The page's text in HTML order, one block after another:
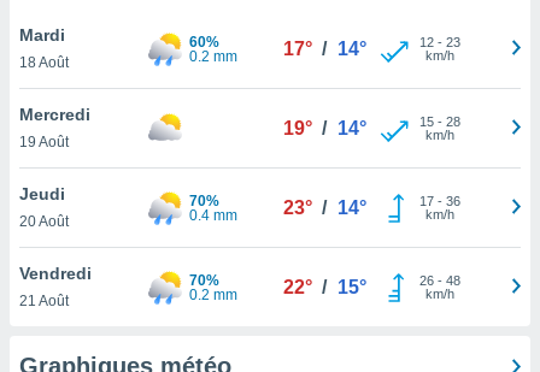
notre
que
et que
Mardi
18 Août
60%
0.2 mm
17° / 14° 12- 23
km/h
Mercredi
19 Août
19° / 14° 15- 28
km/h
Jeudi
20 Août
70%
0.4 mm
23° / 14° 17- 36
km/h
Vendredi
21 Août
70%
0.2 mm
22° / 15° 26- 48
km/h
Graphiques météo